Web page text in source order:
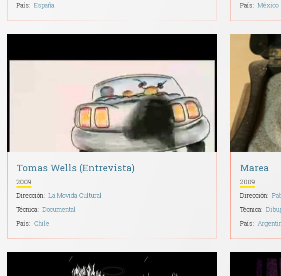
País: España
País: México
Tomas Wells (Entrevista)
2009
Dirección: La Movida Cultural
Técnica: Documental
País: Chile
Marea
2009
Dirección:
Técnica:
País: